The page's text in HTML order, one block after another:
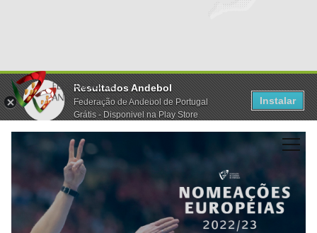
Resultados Andebol
Federação de Andebol de Portugal
Grátis - Disponivel na Play Store
Instalar